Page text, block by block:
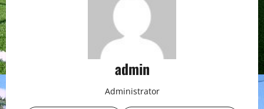
admin
Administrator